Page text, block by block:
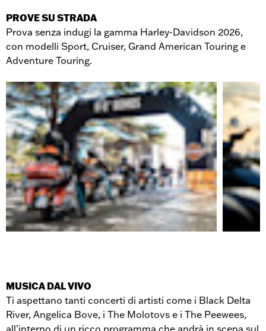
PROVE SU STRADA
Prova senza indugi la gamma Harley-Davidson 2026,
con modelli Sport, Cruiser, Grand American Touring e
Adventure Touring.
MUSICA DAL VIVO
Ti aspettano tanti concerti di artisti come i Black Delta
River, Angelica Bove, i The Molotovs e i The Peewees,
all’interno di un ricco programma che andrà in scena sul